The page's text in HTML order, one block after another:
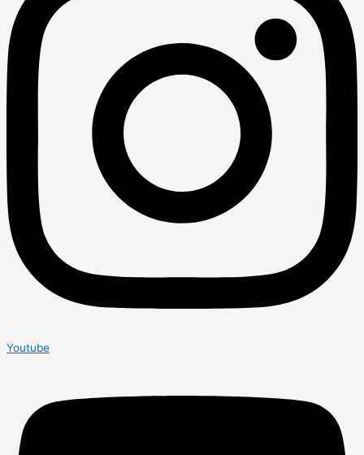
Youtube